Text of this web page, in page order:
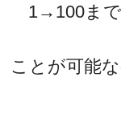
1→100まで
ことが可能